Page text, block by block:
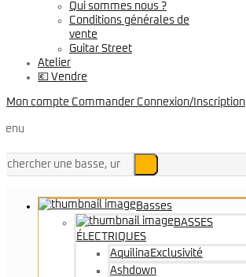
Qui sommes nous ?
Conditions générales de
vente
Guitar Street
Atelier
💶 Vendre
Mon compte Commander Connexion/Inscription
Basses
BASSES
ÉLECTRIQUES
Aquilina Exclusivité
Ashdown